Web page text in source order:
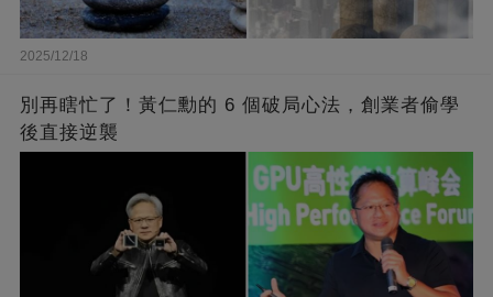
2025/12/18
別再瞎忙了！黃仁勳的 6 個破局心法，創業者偷學
後直接逆襲